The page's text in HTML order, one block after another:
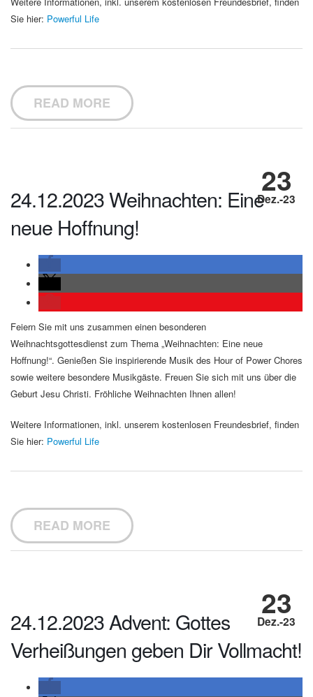
Sie hier: Powerful Life
READ MORE
23
Dez.-23
24.12.2023 Weihnachten: Eine
neue Hoffnung!
Feiern Sie mit uns zusammen einen besonderen
Weihnachtsgottesdienst zum Thema „Weihnachten: Eine neue
Hoffnung!“. Genießen Sie inspirierende Musik des Hour of Power Chores
sowie weitere besondere Musikgäste. Freuen Sie sich mit uns über die
Geburt Jesu Christi. Fröhliche Weihnachten Ihnen allen!
Weitere Informationen, inkl. unserem kostenlosen Freundesbrief, finden
Sie hier: Powerful Life
READ MORE
23
Dez.-23
24.12.2023 Advent: Gottes
Verheißungen geben Dir Vollmacht!